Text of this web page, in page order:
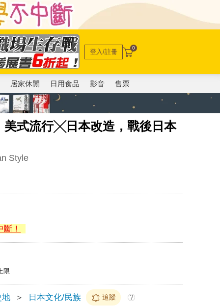
登入/註冊 0
居家休閒 日用食品 影音 售票
美式流行╳日本改造，戰後日本
Style
！
限
地 ＞ 日本文化/民族 追蹤 ?